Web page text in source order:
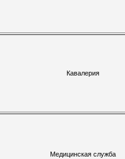
Кавалерия
Медицинская служба